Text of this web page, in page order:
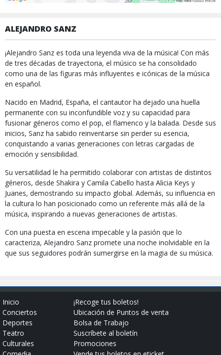
ALEJANDRO SANZ
¡Alejandro Sanz es toda una leyenda viva de la música! Con más
de tres décadas de trayectoria, el músico se ha consolidado
como una de las figuras más influyentes e icónicas de la música
en español.
Nacido en Madrid, España, el cantautor ha dejado una huella
permanente con su inconfundible voz y su capacidad para
fusionar géneros como el pop, el flamenco y la balada. Desde sus
inicios, Sanz ha sabido reinventarse sin perder su esencia,
conquistando a varias generaciones con letras cargadas de
emoción y sensibilidad.
Su versatilidad le ha permitido colaborar con artistas de distintos
géneros, desde Shakira y Camila Cabello hasta Alicia Keys y
Juanes, demostrando su impacto global. Además, su influencia en
la cultura lo han posicionado como un referente más allá de la
música, inspirando a nuevas generaciones de artistas.
Con una puesta en escena impecable y la pasión que lo
caracteriza, Alejandro Sanz promete una noche inolvidable en la
que sus seguidores podrán sumergirse en la magia de su música.
Inicio
Conciertos
Deportes
Teatro
Culturales
¡Recoge tus boletos!
Ubicación de Puntos de venta
Bolsa de Trabajo
Suscríbete al boletín
Promociones